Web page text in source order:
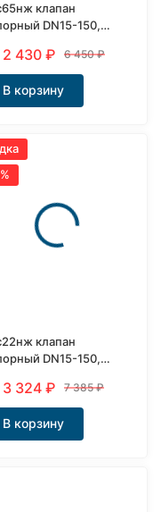
клапан
DN15-150,
2 430₽ 6 450₽
В корзину
клапан
DN15-150,
3 324₽ 7 385₽
В корзину